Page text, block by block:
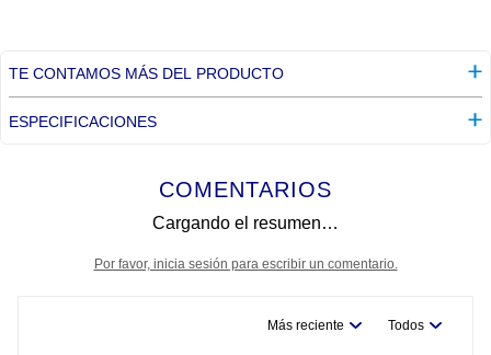
TE CONTAMOS MÁS DEL PRODUCTO
ESPECIFICACIONES
COMENTARIOS
Cargando el resumen…
Por favor, inicia sesión para escribir un comentario.
Más reciente Todos